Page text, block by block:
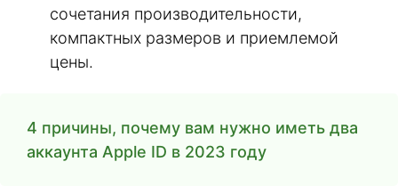
сочетания производительности,
компактных размеров и приемлемой
цены.
4 причины, почему вам нужно иметь два
аккаунта Apple ID в 2023 году